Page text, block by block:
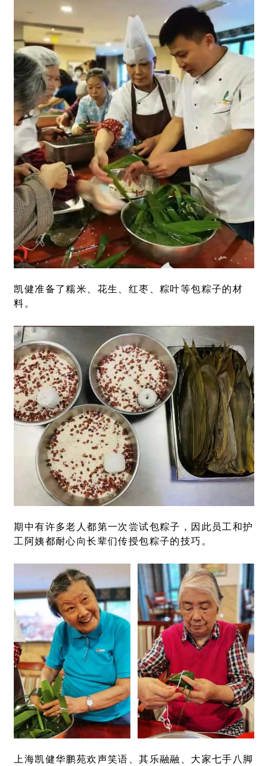
凯健准备了糯米、花生、红枣、粽叶等包粽子的材
料。
期中有许多老人都第一次尝试包粽子，因此员工和护
工阿姨都耐心向长辈们传授包粽子的技巧。
上海凯健华鹏苑欢声笑语、其乐融融、大家七手八脚